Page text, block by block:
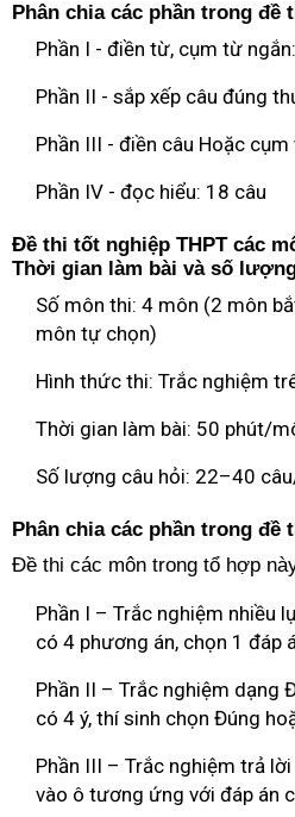
Phân chia các phần trong đề
Phần I - điền từ, cụm từ
Phần II - sắp xếp câu đúng
Phần III - điền câu Hoặc
Phần IV - đọc hiểu: 18 câu
Đề thi tốt nghiệp THPT các
Thời gian làm bài và số
Số môn thi: 4 môn (2 môn
môn tự chọn)
Hình thức thi: Trắc nghiệm
Thời gian làm bài: 50 phút/
Số lượng câu hỏi: 22–40
Phân chia các phần trong đề
Đề thi các môn trong tổ hợp
Phần I – Trắc nghiệm nhiều
có 4 phương án, chọn 1 đáp
Phần II – Trắc nghiệm dạng
có 4 ý, thí sinh chọn Đúng
Phần III – Trắc nghiệm trả
vào ô tương ứng với đáp án